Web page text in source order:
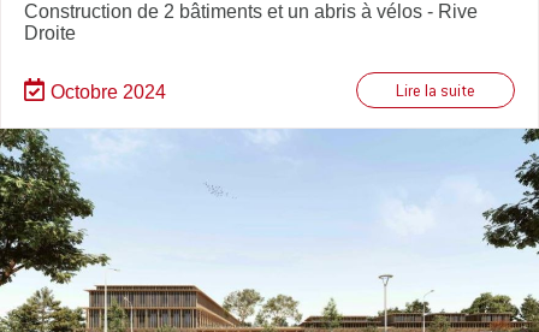
Construction de 2 bâtiments et un abris à vélos - Rive
Droite
Octobre 2024 Lire la suite